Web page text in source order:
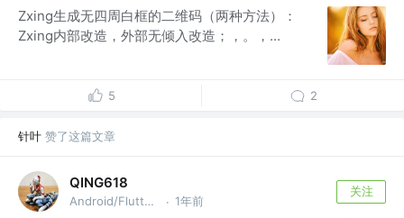
Zxing生成无四周白框的二维码（两种方法）：
Zxing内部改造，外部无倾入改造；，。，...
5 2
针叶 赞了这篇文章
QING618
Android/Flutter攻城狮 · 1年前
关注